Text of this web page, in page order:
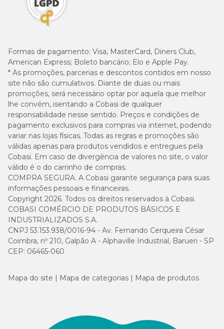
Formas de pagamento: Visa, MasterCard, Diners Club,
American Express; Boleto bancário; Elo e Apple Pay.
* As promoções, parcerias e descontos contidos em nosso
site não são cumulativos. Diante de duas ou mais
promoções, será necessário optar por aquela que melhor
lhe convém, isentando a Cobasi de qualquer
responsabilidade nesse sentido. Preços e condições de
pagamento exclusivos para compras via internet, podendo
variar nas lojas físicas. Todas as regras e promoções são
válidas apenas para produtos vendidos e entregues pela
Cobasi. Em caso de divergência de valores no site, o valor
válido é o do carrinho de compras.
COMPRA SEGURA. A Cobasi garante segurança para suas
informações pessoais e financeiras.
Copyright 2026. Todos os direitos reservados à Cobasi.
COBASI COMÉRCIO DE PRODUTOS BÁSICOS E
INDUSTRIALIZADOS S.A.
CNPJ 53.153.938/0016-94 - Av. Fernando Cerqueira César
Coimbra, nº 210, Galpão A - Alphaville Industrial, Barueri - SP
CEP: 06465-060
Mapa do site Mapa de categorias Mapa de produtos